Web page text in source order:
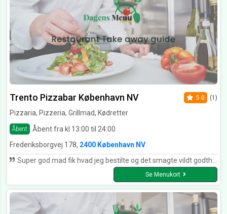
Trento Pizzabar København NV
Pizzaria, Pizzeria, Grillmad, Kødretter
Åbent Åbent fra kl 13:00 til 24:00
5.0 (1)
Frederiksborgvej 178, 2400 København NV
Super god mad fik hvad jeg bestilte og det smagte vildt godthelt sikkert ikke sidste gang jeg får derfra 🍕🤤😊
Se Menukort